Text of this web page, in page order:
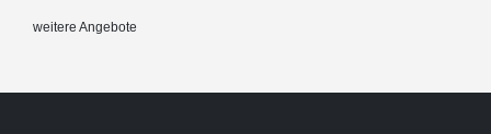
weitere Angebote